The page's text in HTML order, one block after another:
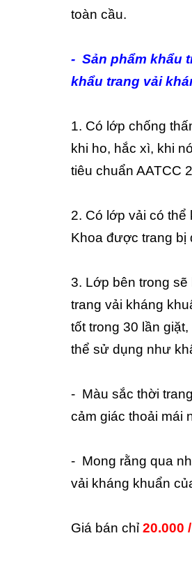
toàn cầu.
- Sản phẩm khẩu
khẩu trang vải
1. Có lớp chống
khi ho, hắc xì, khi
tiêu chuẩn AATCC
2. Có lớp vải có
Khoa được trang bị
3. Lớp bên trong
trang vải kháng
tốt trong 30 lần
thể sử dụng như
- Màu sắc thời
cảm giác thoải mái
- Mong rằng qua
vải kháng khuẩn
Giá bán chỉ 20.000